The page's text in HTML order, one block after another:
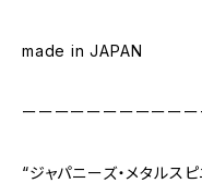
made in JAPAN
ーーーーーーーーーー
“ジャパニーズ・メタルス